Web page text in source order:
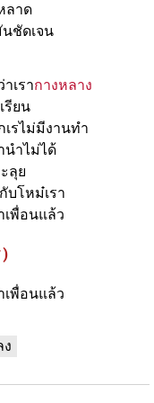
ลาด
ชัดเจน
เรากางหลาง
รียน
เรไม่มีงานทำ
นำไม่ได้
ลุย
บโหม๋เรา
พื่อนแล้ว
พื่อนแล้ว
ง